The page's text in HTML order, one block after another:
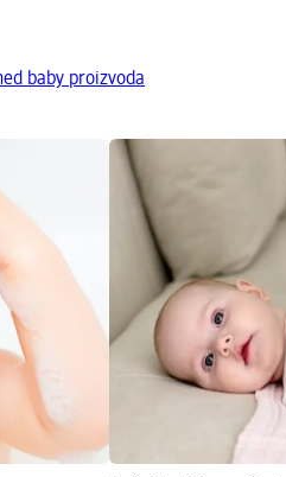
baby proizvoda